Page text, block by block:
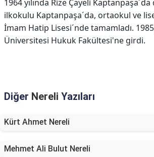
1964 yılında Rize Çayeli
ilkokulu Kaptanpaşa´da, ortaokul ve
İmam Hatip Lisesi´nde tamamladı.
Üniversitesi Hukuk Fakültesi'ne girdi.
Diğer Nereli Yazıları
Kürt Ahmet Nereli
Mehmet Ali Bulut Nereli